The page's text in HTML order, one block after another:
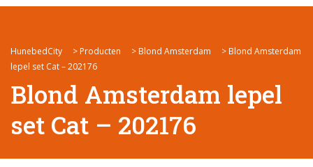
HunebedCity > Producten > Blond Amsterdam > Blond Amsterdam
lepel set Cat – 202176
Blond Amsterdam lepel
set Cat – 202176